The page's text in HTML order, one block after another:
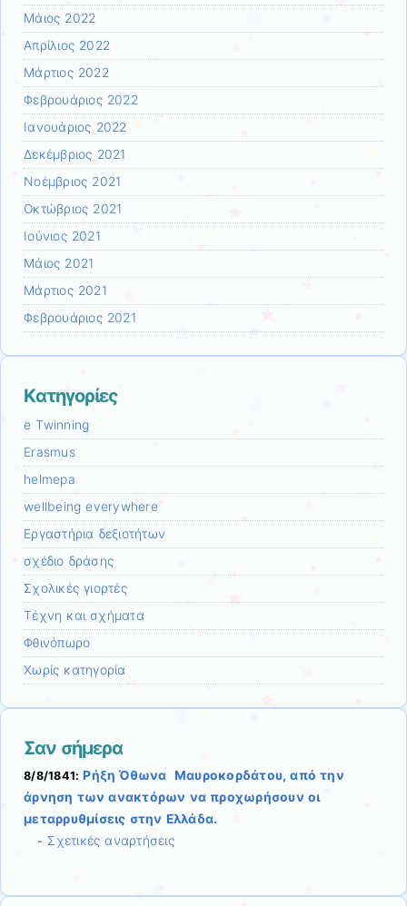
Μάιος 2022
Απρίλιος 2022
Μάρτιος 2022
Φεβρουάριος 2022
Ιανουάριος 2022
Δεκέμβριος 2021
Νοέμβριος 2021
Οκτώβριος 2021
Ιούνιος 2021
Μάιος 2021
Μάρτιος 2021
Φεβρουάριος 2021
Kατηγορίες
e Twinning
Erasmus
helmepa
wellbeing everywhere
Εργαστήρια δεξιοτήτων
σχέδιο δράσης
Σχολικές γιορτές
Τέχνη και σχήματα
Φθινόπωρο
Χωρίς κατηγορία
Σαν σήμερα
8/8/1841: Ρήξη Όθωνα  Μαυροκορδάτου, από την
άρνηση των ανακτόρων να προχωρήσουν οι
μεταρρυθμίσεις στην Ελλάδα.
-Σχετικές αναρτήσεις